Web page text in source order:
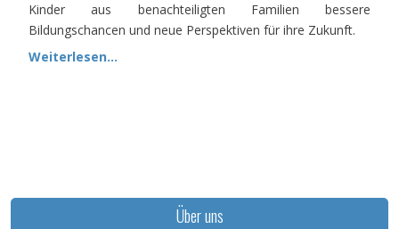
Kinder aus benachteiligten Familien bessere
Bildungschancen und neue Perspektiven für ihre Zukunft.
Weiterlesen...
Über uns